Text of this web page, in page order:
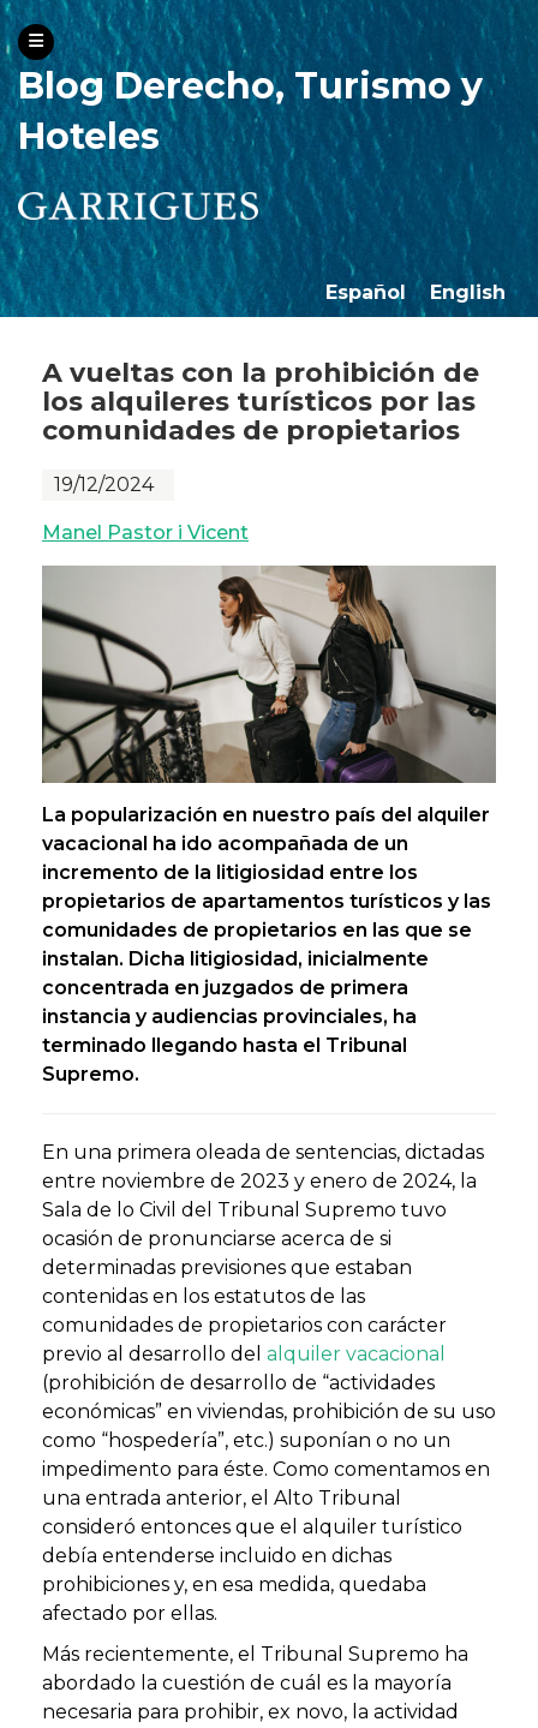
Blog Derecho, Turismo y
Hoteles
Español English
A vueltas con la prohibición de
los alquileres turísticos por las
comunidades de propietarios
19/12/2024
Manel Pastor i Vicent
La popularización en nuestro país del alquiler
vacacional ha ido acompañada de un
incremento de la litigiosidad entre los
propietarios de apartamentos turísticos y las
comunidades de propietarios en las que se
instalan. Dicha litigiosidad, inicialmente
concentrada en juzgados de primera
instancia y audiencias provinciales, ha
terminado llegando hasta el Tribunal
Supremo.
En una primera oleada de sentencias, dictadas
entre noviembre de 2023 y enero de 2024, la
Sala de lo Civil del Tribunal Supremo tuvo
ocasión de pronunciarse acerca de si
determinadas previsiones que estaban
contenidas en los estatutos de las
comunidades de propietarios con carácter
previo al desarrollo del alquiler vacacional
(prohibición de desarrollo de “actividades
económicas” en viviendas, prohibición de su uso
como “hospedería”, etc.) suponían o no un
impedimento para éste. Como comentamos en
una entrada anterior, el Alto Tribunal
consideró entonces que el alquiler turístico
debía entenderse incluido en dichas
prohibiciones y, en esa medida, quedaba
afectado por ellas.
Más recientemente, el Tribunal Supremo ha
abordado la cuestión de cuál es la mayoría
necesaria para prohibir, ex novo, la actividad